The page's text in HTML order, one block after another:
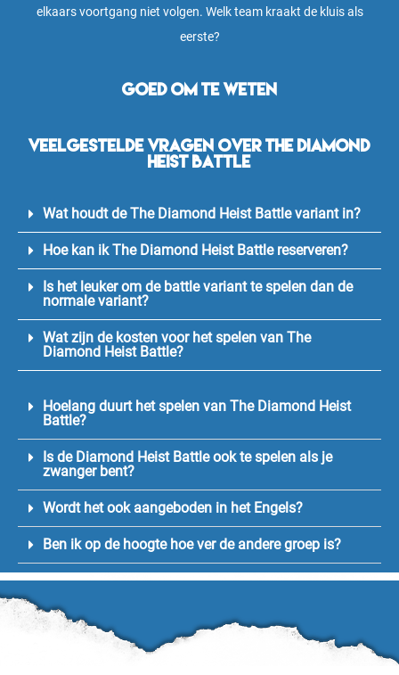
elkaars voortgang niet volgen. Welk team kraakt de kluis als
eerste?
Goed om te weten
Veelgestelde vragen over The Diamond
Heist Battle
Wat houdt de The Diamond Heist Battle variant in?
Hoe kan ik The Diamond Heist Battle reserveren?
Is het leuker om de battle variant te spelen dan de
normale variant?
Wat zijn de kosten voor het spelen van The
Diamond Heist Battle?
Hoelang duurt het spelen van The Diamond Heist
Battle?
Is de Diamond Heist Battle ook te spelen als je
zwanger bent?
Wordt het ook aangeboden in het Engels?
Ben ik op de hoogte hoe ver de andere groep is?